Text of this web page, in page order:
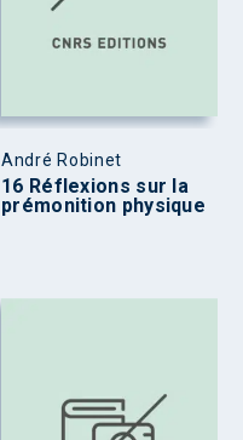
André Robinet
16 Réflexions sur la
prémonition physique